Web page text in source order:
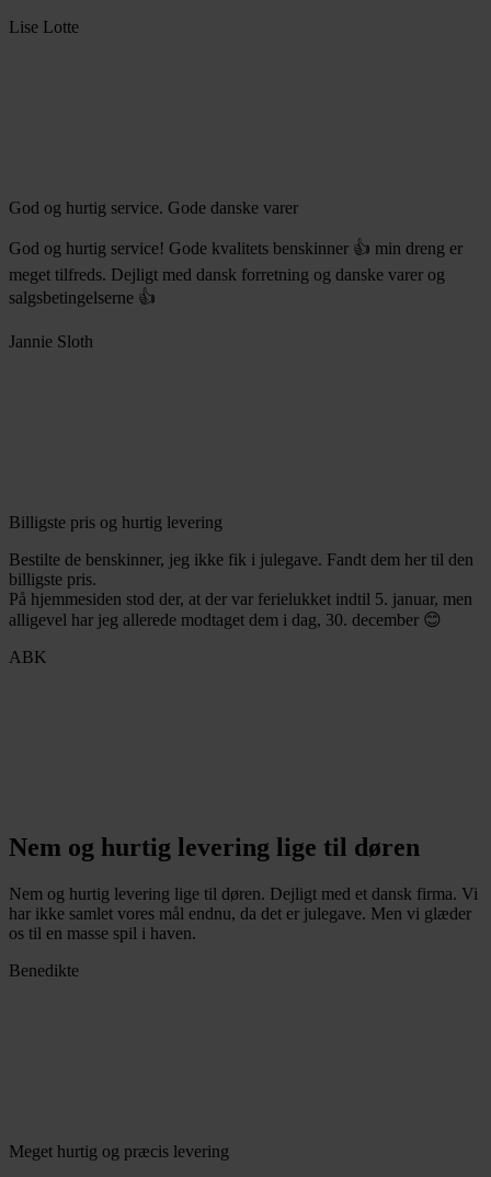
Lise Lotte
God og hurtig service. Gode danske varer
God og hurtig service! Gode kvalitets benskinner 👍 min dreng er
meget tilfreds. Dejligt med dansk forretning og danske varer og
salgsbetingelserne 👍
Jannie Sloth
Billigste pris og hurtig levering
Bestilte de benskinner, jeg ikke fik i julegave. Fandt dem her til den
billigste pris.
På hjemmesiden stod der, at der var ferielukket indtil 5. januar, men
alligevel har jeg allerede modtaget dem i dag, 30. december 😊
ABK
Nem og hurtig levering lige til døren
Nem og hurtig levering lige til døren. Dejligt med et dansk firma. Vi
har ikke samlet vores mål endnu, da det er julegave. Men vi glæder
os til en masse spil i haven.
Benedikte
Meget hurtig og præcis levering